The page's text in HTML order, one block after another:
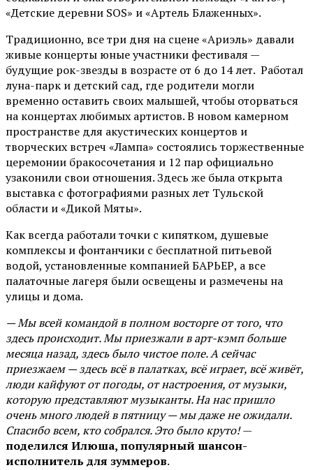
«Детские деревни SOS» и «Артель Блаженных».
Традиционно, все три дня на сцене«Ариэль» давали
живые концерты юные участники фестиваля —
будущие рок-звезды в возрасте от 6 до 14 лет. Работал
луна-парк и детский сад, где родители могли
временно оставить своих малышей, чтобы оторваться
на концертах любимых артистов. В новом камерном
пространстве для акустических концертов и
творческих встреч «Лампа» состоялись торжественные
церемонии бракосочетания и 12 пар официально
узаконили свои отношения. Здесь же была открыта
выставка с фотографиями разных лет Тульской
области и «Дикой Мяты».
Как всегда работали точки с кипятком, душевые
комплексы и фонтанчики с бесплатной питьевой
водой, установленные компанией БАРЬЕР, а все
палаточные лагеря были освещены и размечены на
улицы и дома.
— Мы всей командой в полном восторге от того, что
здесь происходит. Мы приезжали в арт-кэмп больше
месяца назад, здесь было чистое поле. А сейчас
приезжаем — здесь всё в палатках, всё играет, всё живёт,
люди кайфуют от погоды, от настроения, от музыки,
которую представляют музыканты. На нас пришло
очень много людей в пятницу — мы даже не ожидали.
Спасибо всем, кто собрался. Это было круто!—
поделился Илюша, популярный шансон-
исполнитель для зуммеров.